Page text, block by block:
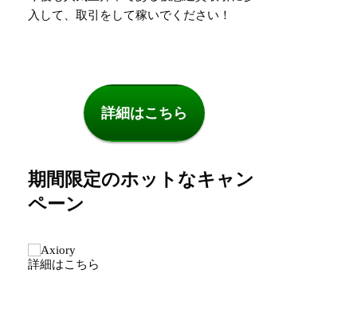
入して、取引をして稼いでください！
詳細はこちら
期間限定のホットなキャン
ペーン
詳細はこちら